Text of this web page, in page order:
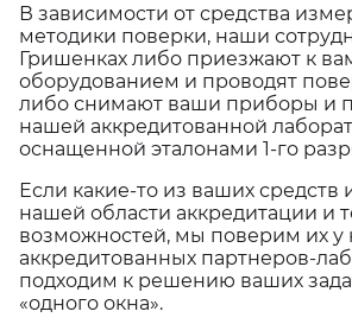
В зависимости от средства
методики поверки, наши
Гришенках либо приезжают к
оборудованием и проводят
либо снимают ваши приборы и
нашей аккредитованной
оснащенной эталонами 1-го
Если какие-то из ваших
нашей области аккредитации и
возможностей, мы поверим их у
аккредитованных партнеров-
подходим к решению ваших
«одного окна».